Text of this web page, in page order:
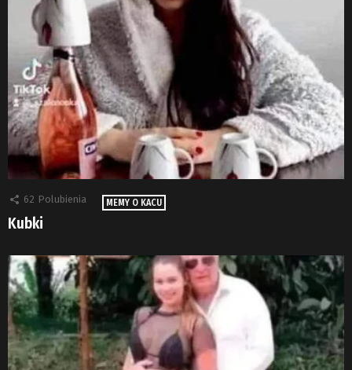
62 Polubienia MEMY O KACU
Kubki